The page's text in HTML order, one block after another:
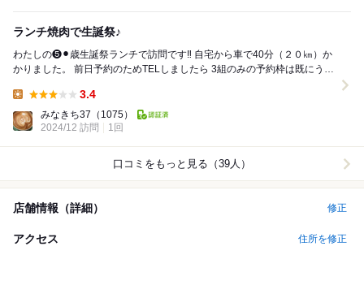
ランチ焼肉で生誕祭♪
わたしの❺⚫︎歳生誕祭ランチで訪問です‼︎ 自宅から車で40分（２０㎞）か
かりました。 前日予約のためTELしましたら 3組のみの予約枠は既にうま
3.4
みなきち37 （1075）
2024/12 訪問
1回
口コミをもっと見る（39人）
店舗情報（詳細） 修正
アクセス 住所を修正